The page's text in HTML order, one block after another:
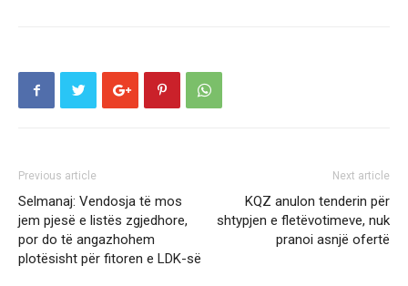
Previous article
Selmanaj: Vendosja të mos
jem pjesë e listës zgjedhore,
por do të angazhohem
plotësisht për fitoren e LDK-së
Next article
KQZ anulon tenderin për
shtypjen e fletëvotimeve, nuk
pranoi asnjë ofertë